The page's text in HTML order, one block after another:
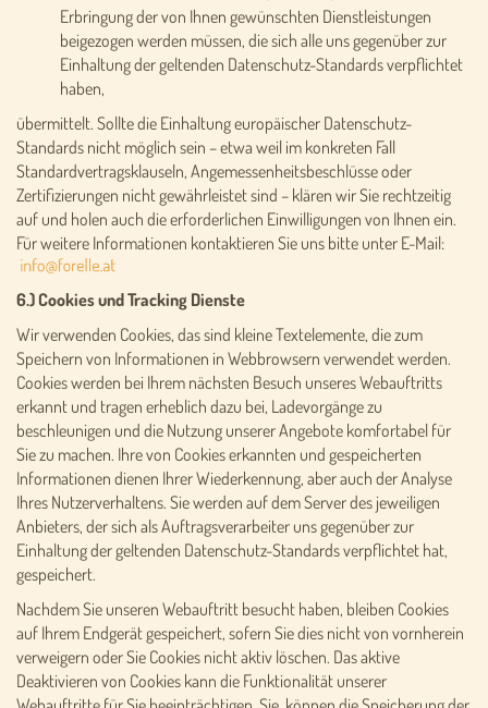
Erbringung der von Ihnen gewünschten Dienstleistungen
beigezogen werden müssen, die sich alle uns gegenüber zur
Einhaltung der geltenden Datenschutz-Standards verpflichtet
haben,
übermittelt. Sollte die Einhaltung europäischer Datenschutz-
Standards nicht möglich sein – etwa weil im konkreten Fall
Standardvertragsklauseln, Angemessenheitsbeschlüsse oder
Zertifizierungen nicht gewährleistet sind – klären wir Sie rechtzeitig
auf und holen auch die erforderlichen Einwilligungen von Ihnen ein.
Für weitere Informationen kontaktieren Sie uns bitte unter E-Mail:
6.) Cookies und Tracking Dienste
Wir verwenden Cookies, das sind kleine Textelemente, die zum
Speichern von Informationen in Webbrowsern verwendet werden.
Cookies werden bei Ihrem nächsten Besuch unseres Webauftritts
erkannt und tragen erheblich dazu bei, Ladevorgänge zu
beschleunigen und die Nutzung unserer Angebote komfortabel für
Sie zu machen. Ihre von Cookies erkannten und gespeicherten
Informationen dienen Ihrer Wiederkennung, aber auch der Analyse
Ihres Nutzerverhaltens. Sie werden auf dem Server des jeweiligen
Anbieters, der sich als Auftragsverarbeiter uns gegenüber zur
Einhaltung der geltenden Datenschutz-Standards verpflichtet hat,
gespeichert.
Nachdem Sie unseren Webauftritt besucht haben, bleiben Cookies
auf Ihrem Endgerät gespeichert, sofern Sie dies nicht von vornherein
verweigern oder Sie Cookies nicht aktiv löschen. Das aktive
Deaktivieren von Cookies kann die Funktionalität unserer